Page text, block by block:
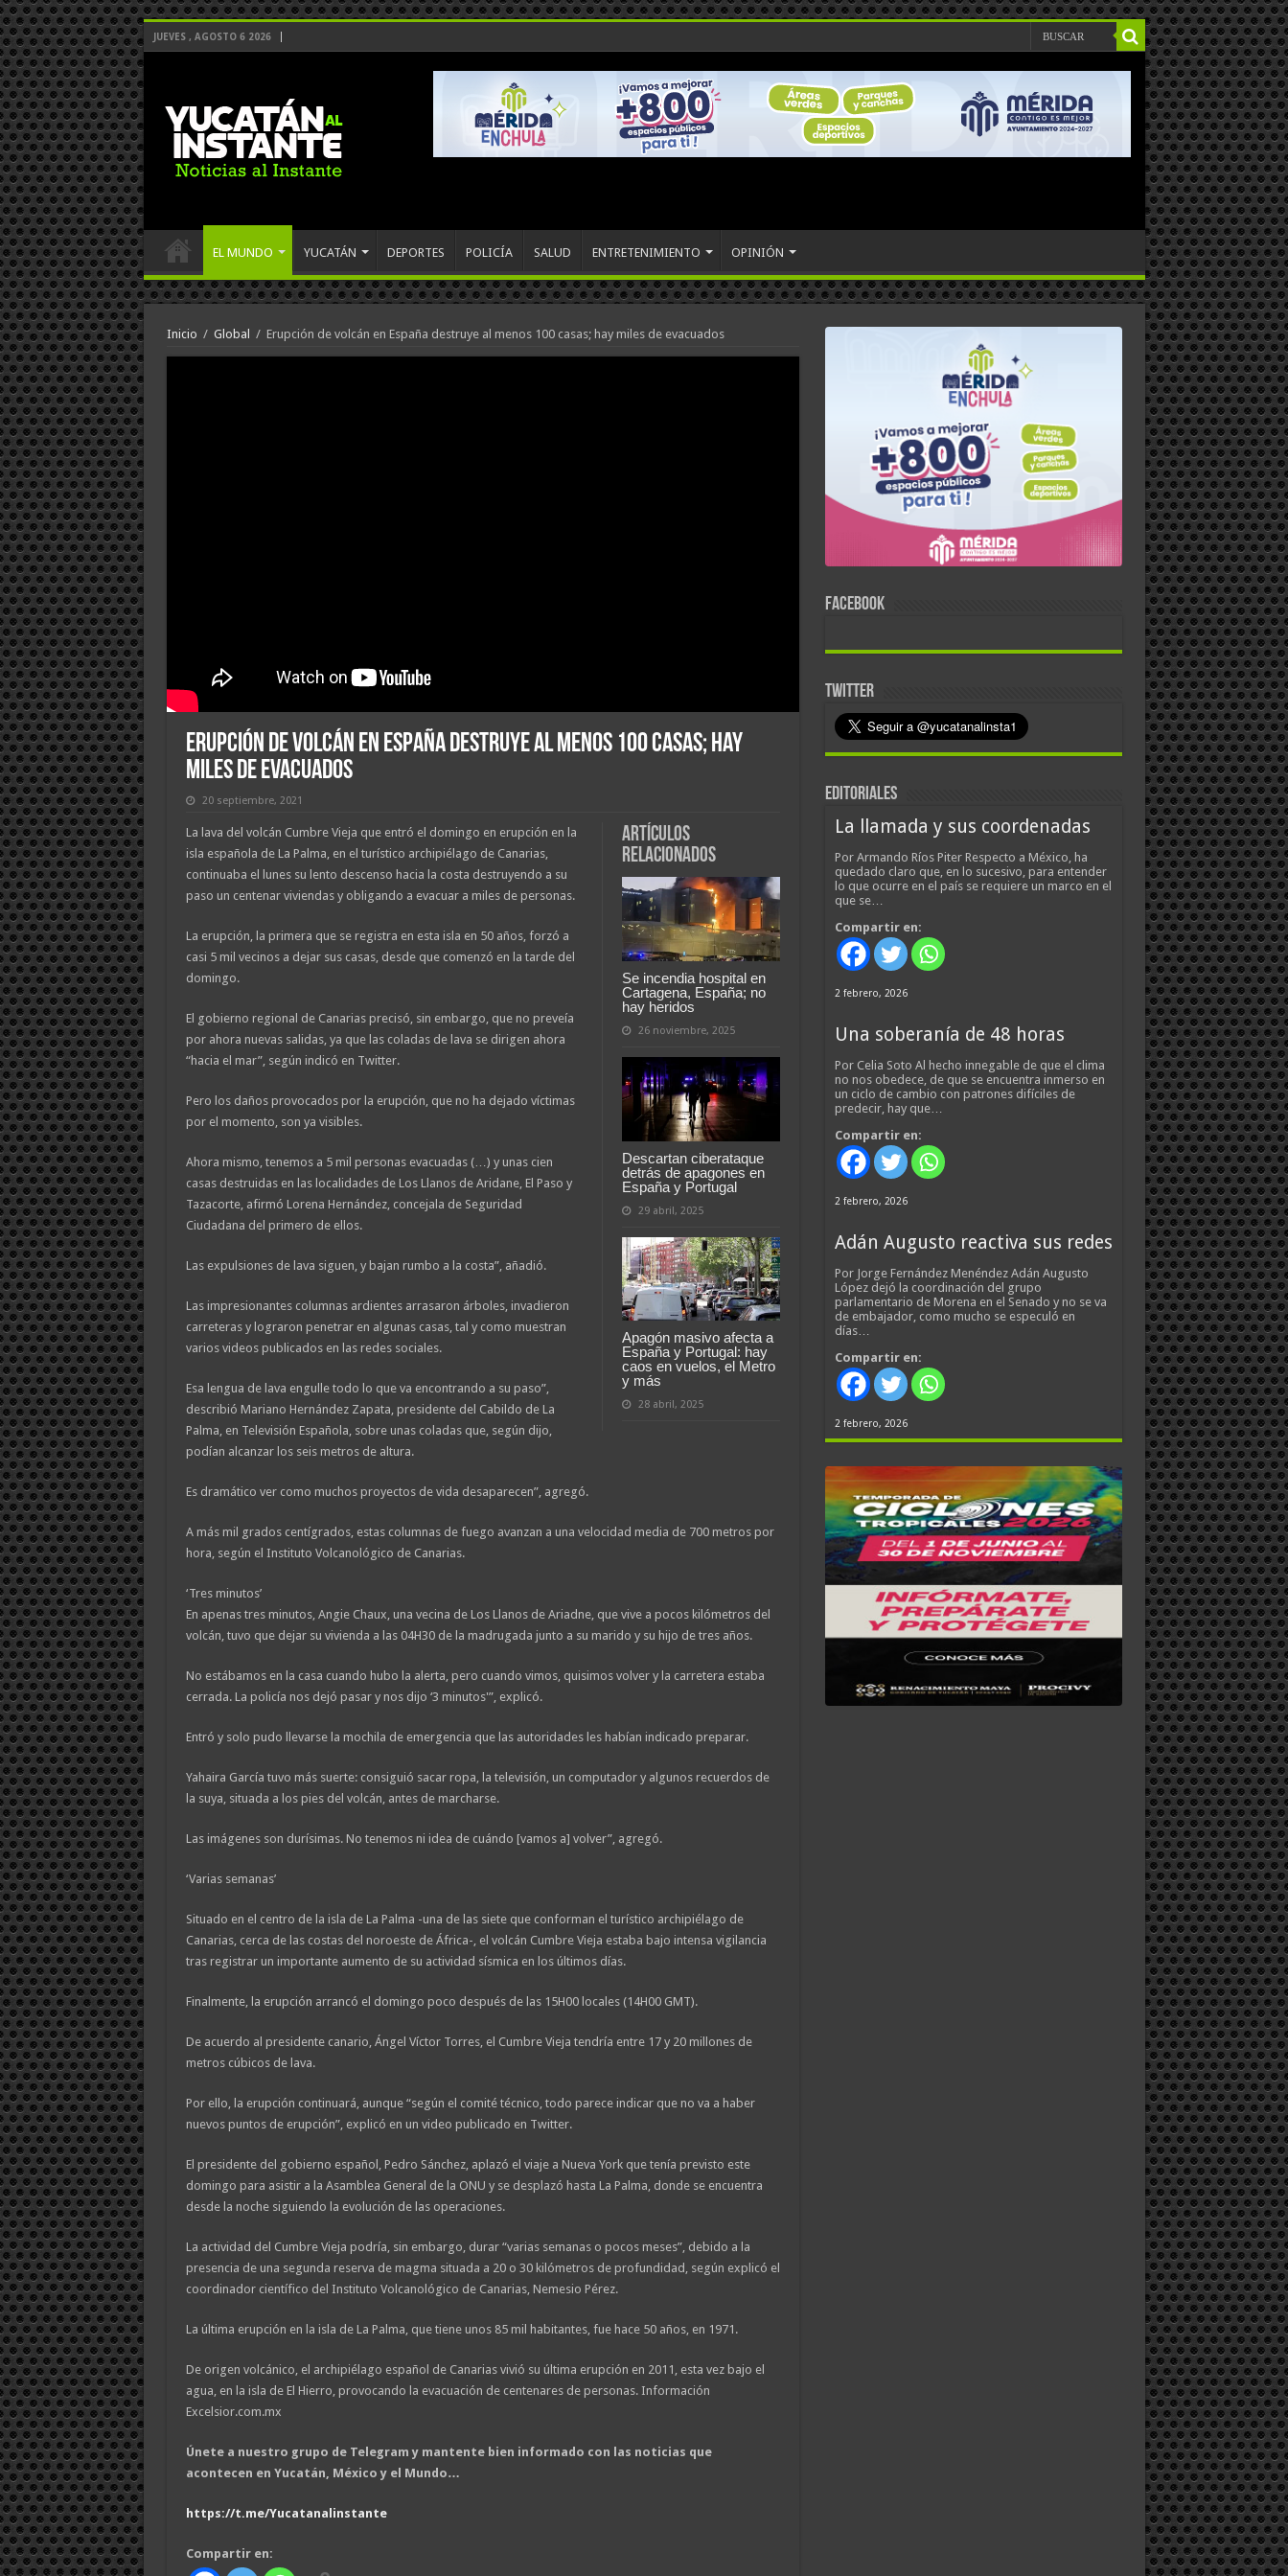
JUEVES , AGOSTO 6 2026
EL MUNDO YUCATÁN DEPORTES POLICÍA SALUD ENTRETENIMIENTO OPINIÓN
Inicio / Global / Erupción de volcán en España destruye al menos 100 casas; hay miles de evacuados
Erupción de volcán en España destruye al menos 100 casas; hay
miles de evacuados
20 septiembre, 2021
Artículos
relacionados
Se incendia hospital en
Cartagena, España; no
hay heridos
26 noviembre, 2025
Descartan ciberataque
detrás de apagones en
España y Portugal
29 abril, 2025
Apagón masivo afecta a
España y Portugal: hay
caos en vuelos, el Metro
y más
28 abril, 2025
La lava del volcán Cumbre Vieja que entró el domingo en erupción en la
isla española de La Palma, en el turístico archipiélago de Canarias,
continuaba el lunes su lento descenso hacia la costa destruyendo a su
paso un centenar viviendas y obligando a evacuar a miles de personas.
La erupción, la primera que se registra en esta isla en 50 años, forzó a
casi 5 mil vecinos a dejar sus casas, desde que comenzó en la tarde del
domingo.
El gobierno regional de Canarias precisó, sin embargo, que no preveía
por ahora nuevas salidas, ya que las coladas de lava se dirigen ahora
“hacia el mar”, según indicó en Twitter.
Pero los daños provocados por la erupción, que no ha dejado víctimas
por el momento, son ya visibles.
Ahora mismo, tenemos a 5 mil personas evacuadas (…) y unas cien
casas destruidas en las localidades de Los Llanos de Aridane, El Paso y
Tazacorte, afirmó Lorena Hernández, concejala de Seguridad
Ciudadana del primero de ellos.
Las expulsiones de lava siguen, y bajan rumbo a la costa”, añadió.
Las impresionantes columnas ardientes arrasaron árboles, invadieron
carreteras y lograron penetrar en algunas casas, tal y como muestran
varios videos publicados en las redes sociales.
Esa lengua de lava engulle todo lo que va encontrando a su paso”,
describió Mariano Hernández Zapata, presidente del Cabildo de La
Palma, en Televisión Española, sobre unas coladas que, según dijo,
podían alcanzar los seis metros de altura.
Es dramático ver como muchos proyectos de vida desaparecen”, agregó.
A más mil grados centígrados, estas columnas de fuego avanzan a una velocidad media de 700 metros por
hora, según el Instituto Volcanológico de Canarias.
‘Tres minutos’
En apenas tres minutos, Angie Chaux, una vecina de Los Llanos de Ariadne, que vive a pocos kilómetros del
volcán, tuvo que dejar su vivienda a las 04H30 de la madrugada junto a su marido y su hijo de tres años.
No estábamos en la casa cuando hubo la alerta, pero cuando vimos, quisimos volver y la carretera estaba
cerrada. La policía nos dejó pasar y nos dijo ‘3 minutos'”, explicó.
Entró y solo pudo llevarse la mochila de emergencia que las autoridades les habían indicado preparar.
Yahaira García tuvo más suerte: consiguió sacar ropa, la televisión, un computador y algunos recuerdos de
la suya, situada a los pies del volcán, antes de marcharse.
Las imágenes son durísimas. No tenemos ni idea de cuándo [vamos a] volver”, agregó.
‘Varias semanas’
Situado en el centro de la isla de La Palma -una de las siete que conforman el turístico archipiélago de
Canarias, cerca de las costas del noroeste de África-, el volcán Cumbre Vieja estaba bajo intensa vigilancia
tras registrar un importante aumento de su actividad sísmica en los últimos días.
Finalmente, la erupción arrancó el domingo poco después de las 15H00 locales (14H00 GMT).
De acuerdo al presidente canario, Ángel Víctor Torres, el Cumbre Vieja tendría entre 17 y 20 millones de
metros cúbicos de lava.
Por ello, la erupción continuará, aunque “según el comité técnico, todo parece indicar que no va a haber
nuevos puntos de erupción”, explicó en un video publicado en Twitter.
El presidente del gobierno español, Pedro Sánchez, aplazó el viaje a Nueva York que tenía previsto este
domingo para asistir a la Asamblea General de la ONU y se desplazó hasta La Palma, donde se encuentra
desde la noche siguiendo la evolución de las operaciones.
La actividad del Cumbre Vieja podría, sin embargo, durar “varias semanas o pocos meses”, debido a la
presencia de una segunda reserva de magma situada a 20 o 30 kilómetros de profundidad, según explicó el
coordinador científico del Instituto Volcanológico de Canarias, Nemesio Pérez.
La última erupción en la isla de La Palma, que tiene unos 85 mil habitantes, fue hace 50 años, en 1971.
De origen volcánico, el archipiélago español de Canarias vivió su última erupción en 2011, esta vez bajo el
agua, en la isla de El Hierro, provocando la evacuación de centenares de personas. Información
Excelsior.com.mx
Únete a nuestro grupo de Telegram y mantente bien informado con las noticias que
acontecen en Yucatán, México y el Mundo…
https://t.me/Yucatanalinstante
Compartir en:
FACEBOOK
TWITTER
EDITORIALES
La llamada y sus coordenadas
Por Armando Ríos Piter Respecto a México, ha
quedado claro que, en lo sucesivo, para entender
lo que ocurre en el país se requiere un marco en el
que se…
Compartir en:
2 febrero, 2026
Una soberanía de 48 horas
Por Celia Soto Al hecho innegable de que el clima
no nos obedece, de que se encuentra inmerso en
un ciclo de cambio con patrones difíciles de
predecir, hay que…
Compartir en:
2 febrero, 2026
Adán Augusto reactiva sus redes
Por Jorge Fernández Menéndez Adán Augusto
López dejó la coordinación del grupo
parlamentario de Morena en el Senado y no se va
de embajador, como mucho se especuló en
días…
Compartir en:
2 febrero, 2026